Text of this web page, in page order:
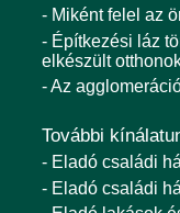
- Miként felel az
- Építkezési láz
elkészült
- Az
További
- Eladó családi
- Eladó családi